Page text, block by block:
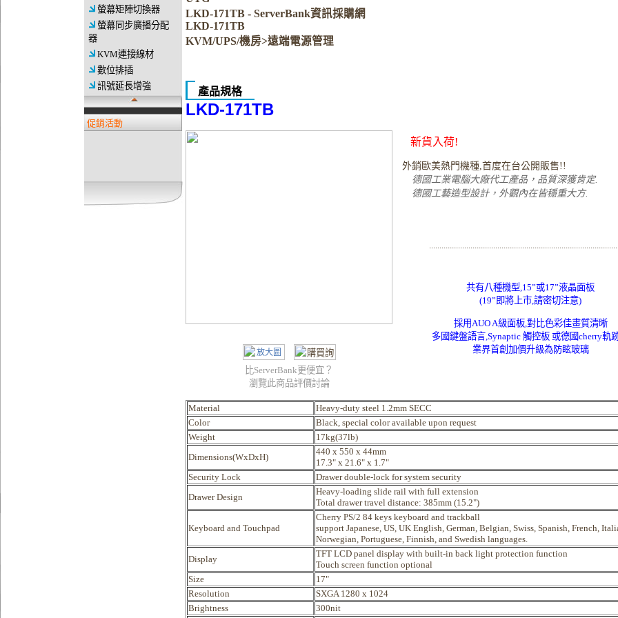
螢幕矩陣切換器
螢幕同步廣播分配
器
KVM連接線材
數位排插
訊號延長增強
促銷活動
LKD-171TB - ServerBank資訊採購網
LKD-171TB
KVM/UPS/機房>遠端電源管理
產品規格
LKD-171TB
新貨入荷!
外銷歐美熱門機種,首度在台公開販售!!
德國工業電腦大廠代工產品，品質深獲肯定.
德國工藝造型設計，外觀內在皆穩重大方.
共有八種機型,15”或17”液晶面板
(19”即將上市,請密切注意)
採用AUO A級面板,對比色彩佳畫質清晰
多國鍵盤語言,Synaptic 觸控板 或德國cherry軌
業界首創加價升級為防眩玻璃
比ServerBank更便宜？
瀏覽此商品評價討論
Material
Heavy-duty steel 1.2mm SECC
Color
Black, special color available upon request
Weight
17kg(37lb)
Dimensions(WxDxH)
440 x 550 x 44mm
17.3" x 21.6" x 1.7"
Security Lock
Drawer double-lock for system security
Drawer Design
Heavy-loading slide rail with full extension
Total drawer travel distance: 385mm (15.2")
Keyboard and Touchpad
Cherry PS/2 84 keys keyboard and trackball
support Japanese, US, UK English, German, Belgian, Swiss, Spanish, French,
Norwegian, Portuguese, Finnish, and Swedish languages.
Display
TFT LCD panel display with built-in back light protection function
Touch screen function optional
Size
17"
Resolution
SXGA 1280 x 1024
Brightness
300nit